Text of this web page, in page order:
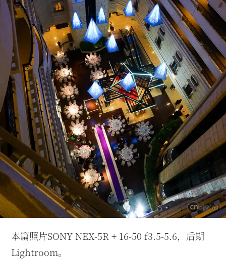
本篇照片SONY NEX-5R + 16-50 f3.5-5.6，后期
Lightroom。